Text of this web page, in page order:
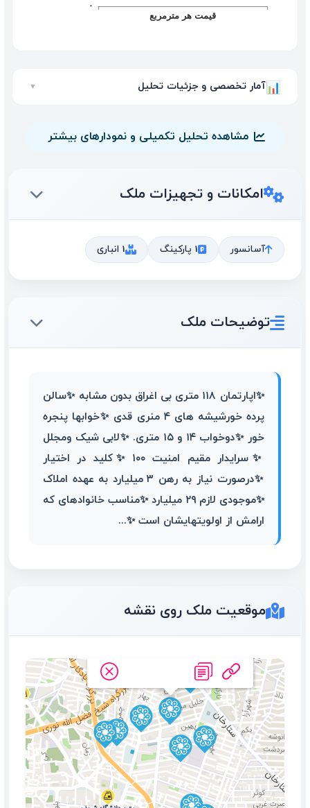
📊 آمار تخصصی و جزئیات تحلیل ▼
مشاهده تحلیل تکمیلی و نمودارهای بیشتر
امکانات و تجهیزات ملک
آسانسور 1 پارکینگ 1 انباری
توضیحات ملک
✨️اپارتمان ۱۱۸ متری بی اغراق بدون مشابه ✨️سالن
پرده خورشیشه های ۴ منری قدی ✨️خوابها پنجره
خور ✨️دوخواب ۱۴ و ۱۵ متری. ✨️لابی شیک ومجلل
✨️سرایدار مقیم امنیت ۱۰۰ ✨️کلید در اختیار
✨️درصورت نیاز به رهن ۳ میلیارد به عهده املاک
✨️موجودی لازم ۲۹ میلیارد ✨️مناسب خانوادهای که
ارامش از اولویتهایشان است ✨️...
موقعیت ملک روی نقشه